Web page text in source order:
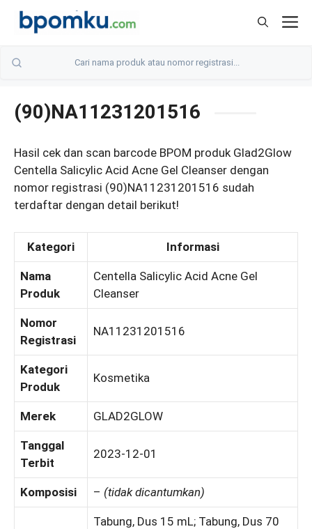
Skip
(90)NA11231201516
Hasil cek dan scan barcode BPOM produk Glad2Glow
Centella Salicylic Acid Acne Gel Cleanser dengan
nomor registrasi (90)NA11231201516 sudah
terdaftar dengan detail berikut!
Kategori Informasi
Nama
Produk
Centella Salicylic Acid Acne Gel
Cleanser
Nomor
Registrasi
NA11231201516
Kategori
Produk
Kosmetika
Merek GLAD2GLOW
Tanggal
Terbit
2023-12-01
Komposisi – (tidak dicantumkan)
Tabung, Dus 15 mL; Tabung, Dus 70